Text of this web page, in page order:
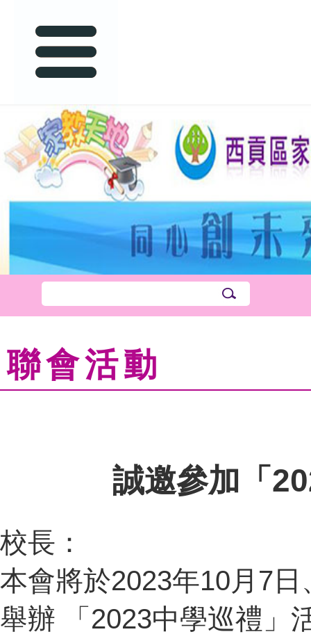
聯會活動
誠邀參加「
校長：
本會將於2023年10月7
舉辦 「2023中學巡禮」